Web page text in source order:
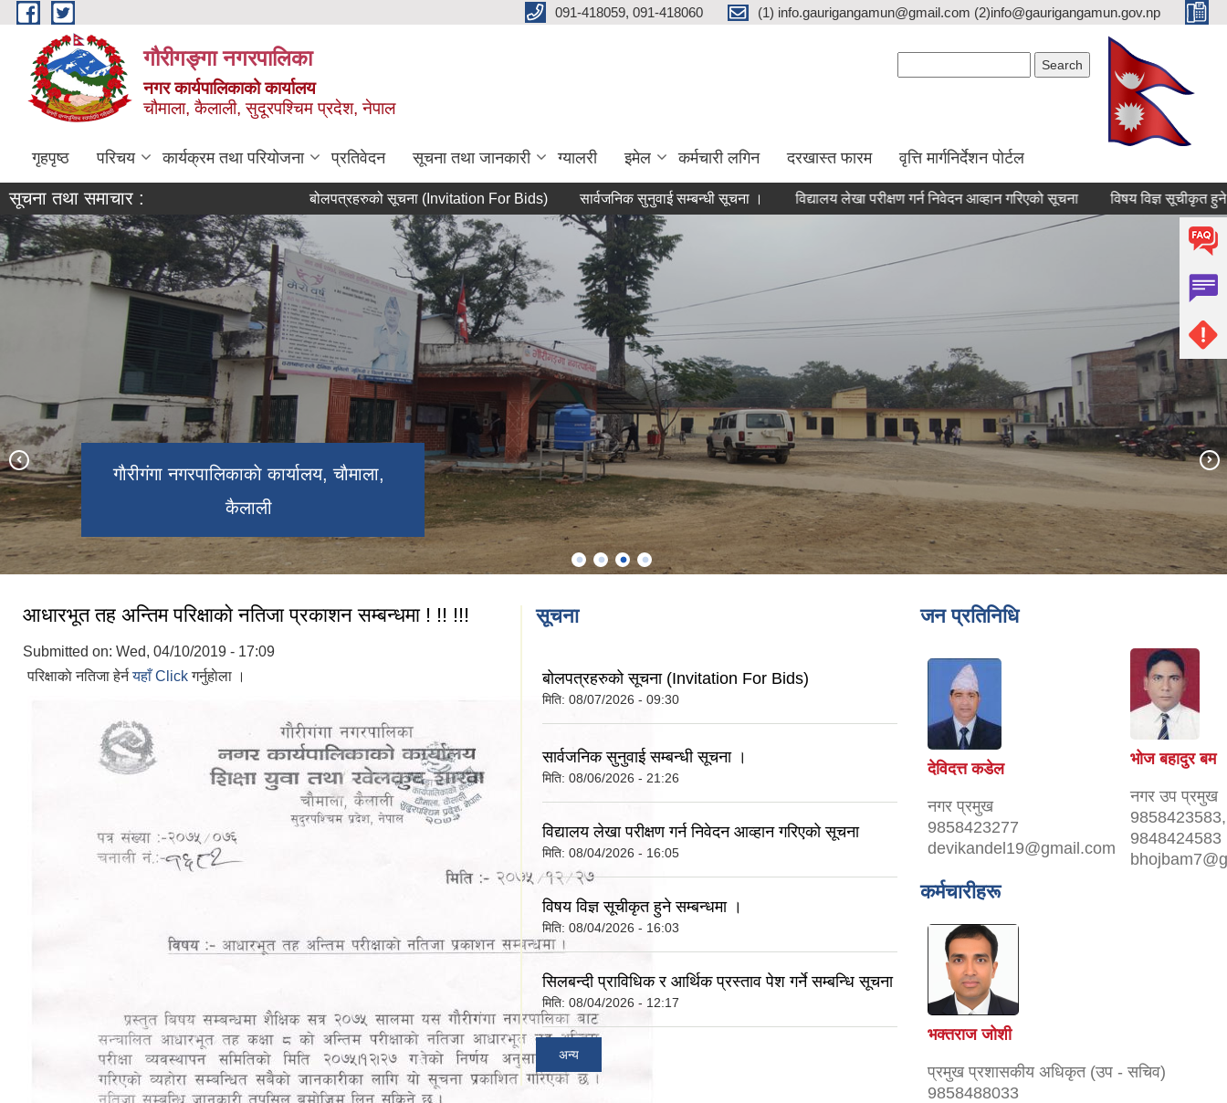
Skip to main content 091-418059, 091-418060 (1) info.gaurigangamun@gmail.com (2)info@gaurigangamun.gov.np
गौरीगङ्गा नगरपालिका
नगर कार्यपालिकाको कार्यालय
चौमाला, कैलाली, सुदूरपश्चिम प्रदेश, नेपाल
गृहपृष्ठ परिचय कार्यक्रम तथा परियोजना प्रतिवेदन सूचना तथा जानकारी ग्यालरी इमेल कर्मचारी लगिन दरखास्त फारम वृत्ति मार्गनिर्देशन पोर्टल
सूचना तथा समाचार : बोलपत्रहरुको सूचना (Invitation For Bids) सार्वजनिक सुनुवाई सम्बन्धी सूचना । विद्यालय लेखा परीक्षण गर्न निवेदन आव्हान गरिएको सूचना विषय विज्ञ सूचीकृत हुने
गौरीगङ्गा गरपालिकाको प्रशासनिक भवन
माेहन्याल मन्दिर, गाैरीगंगा नगरपालिका ०१,
चाैमाला
गाैरीगंगा नगरपालिकाकाे कार्यालय, चाैमाला,
कैलाली
जाेगिनिया ताल , गाैरीगंगा नगरपालिका ०१
आधारभूत तह अन्तिम परिक्षाकाे नतिजा प्रकाशन सम्बन्धमा ! !! !!!
Submitted on: Wed, 04/10/2019 - 17:09
परिक्षाकाे नतिजा हेर्नयहाँ Clickगर्नुहाेला ।
सूचना
बोलपत्रहरुको सूचना (Invitation For Bids)
मिति: 08/07/2026 - 09:30
सार्वजनिक सुनुवाई सम्बन्धी सूचना ।
मिति: 08/06/2026 - 21:26
विद्यालय लेखा परीक्षण गर्न निवेदन आव्हान गरिएको सूचना
मिति: 08/04/2026 - 16:05
विषय विज्ञ सूचीकृत हुने सम्बन्धमा ।
मिति: 08/04/2026 - 16:03
सिलबन्दी प्राविधिक र आर्थिक प्रस्ताव पेश गर्ने सम्बन्धि सूचना
मिति: 08/04/2026 - 12:17
अन्य
जन प्रतिनिधि
देविदत्त कडेल
नगर प्रमुख
9858423277
devikandel19@gmail.com
भोज बहादुर बम
नगर उप प्रमुख
9858423583,
9848424583
कर्मचारीहरू
भक्तराज जोशी
प्रमुख प्रशासकीय अधिकृत (उप - सचिव)
9858488033